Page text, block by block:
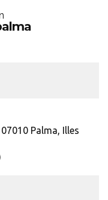
Palma, Illes